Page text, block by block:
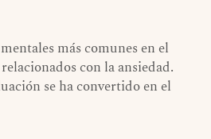
más comunes en el
con la ansiedad.
se ha convertido en el